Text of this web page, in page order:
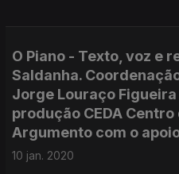
O Piano - Texto, voz e
Saldanha.
Jorge Louraço Figueira
produção CEDA
Argumento com o
10 jan. 2020